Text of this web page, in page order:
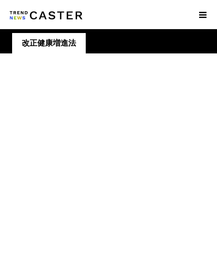
改正健康増進法